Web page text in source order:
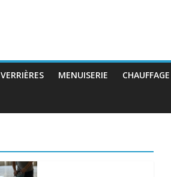
VERRIÈRES MENUISERIE CHAUFFAGE